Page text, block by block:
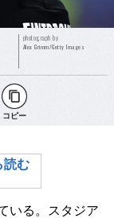
photograph by
Alex Grimm/Getty Images
コピー
読む
いる。スタジア